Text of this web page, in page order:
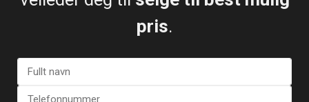
Strendene som ble tildelt i 2026 er:
Cabo Roig – La Caleta
Campoamor-La Glea
pris.